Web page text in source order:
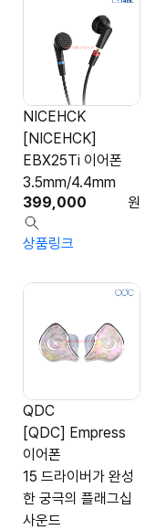
NICEHCK
[NICEHCK]
EBX25Ti 이어폰
3.5mm/4.4mm
399,000
원
상품링크
QDC
[QDC] Empress
이어폰
15 드라이버가 완성
한 궁극의 플래그십
사운드